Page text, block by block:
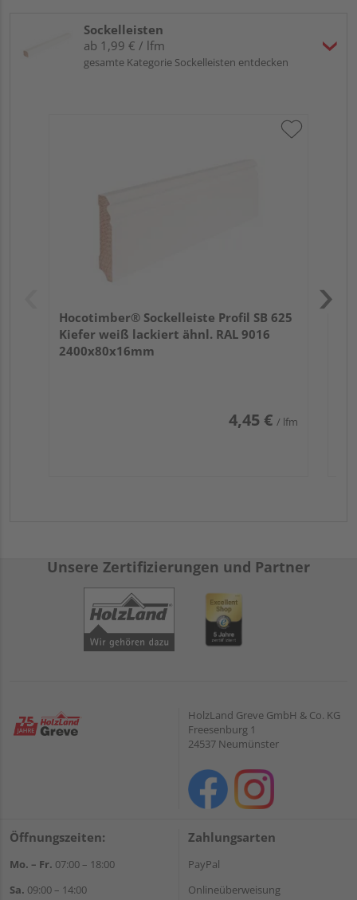
Sockelleisten
ab 1,99 € / lfm
gesamte Kategorie Sockelleisten entdecken
Hocotimber® Sockelleiste Profil SB 625
Kiefer weiß lackiert ähnl. RAL 9016
2400x80x16mm
4,45 € / lfm
Unsere Zertifizierungen und Partner
HolzLand Greve GmbH & Co. KG
Freesenburg 1
24537 Neumünster
Öffnungszeiten:
Mo. – Fr. 07:00 – 18:00
Sa. 09:00 – 14:00
Zahlungsarten
PayPal
Onlineüberweisung